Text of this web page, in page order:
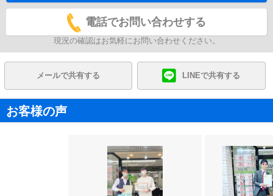
電話でお問い合わせする
現況の確認はお気軽にお問い合わせください。
メールで共有する LINEで共有する
お客様の声